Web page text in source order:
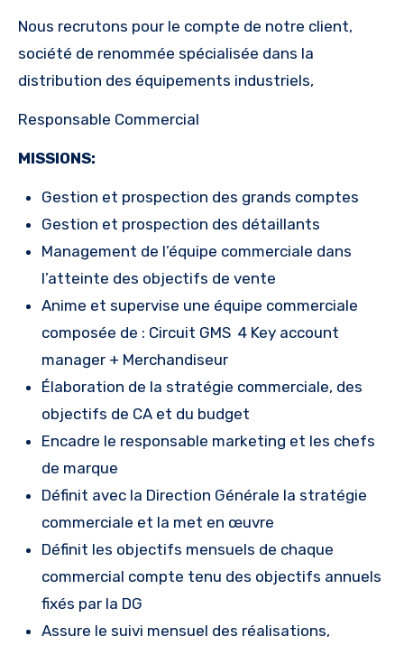
Nous recrutons pour le compte de notre client,
société de renommée spécialisée dans la
distribution des équipements industriels,
Responsable Commercial
MISSIONS:
Gestion et prospection des grands comptes
Gestion et prospection des détaillants
Management de l’équipe commerciale dans
l’atteinte des objectifs de vente
Anime et supervise une équipe commerciale
composée de : Circuit GMS 4 Key account
manager + Merchandiseur
Élaboration de la stratégie commerciale, des
objectifs de CA et du budget
Encadre le responsable marketing et les chefs
de marque
Définit avec la Direction Générale la stratégie
commerciale et la met en œuvre
Définit les objectifs mensuels de chaque
commercial compte tenu des objectifs annuels
fixés par la DG
Assure le suivi mensuel des réalisations,